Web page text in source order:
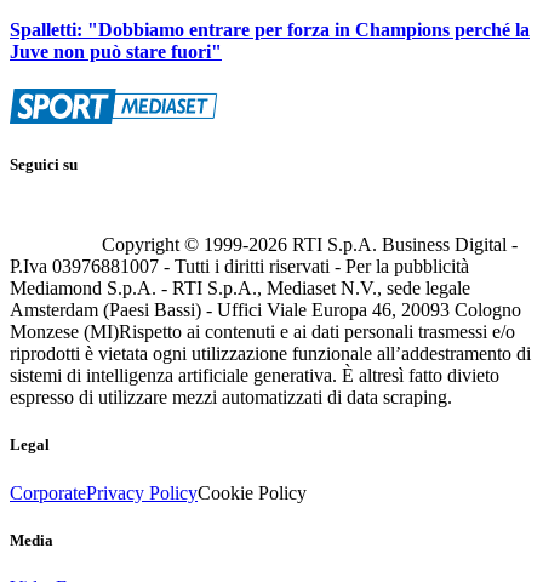
Spalletti: "Dobbiamo entrare per forza in Champions perché la
Juve non può stare fuori"
Seguici su
Copyright © 1999-2026 RTI S.p.A. Business Digital -
P.Iva 03976881007 - Tutti i diritti riservati - Per la pubblicità
Mediamond S.p.A. - RTI S.p.A., Mediaset N.V., sede legale
Amsterdam (Paesi Bassi) - Uffici Viale Europa 46, 20093 Cologno
Monzese (MI)Rispetto ai contenuti e ai dati personali trasmessi e/o
riprodotti è vietata ogni utilizzazione funzionale all’addestramento di
sistemi di intelligenza artificiale generativa. È altresì fatto divieto
espresso di utilizzare mezzi automatizzati di data scraping.
Legal
CorporatePrivacy PolicyCookie Policy
Media